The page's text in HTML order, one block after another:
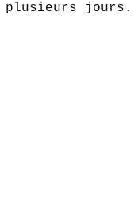
plusieurs jours.